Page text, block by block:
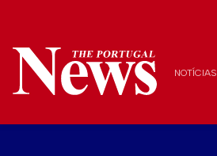
NOTÍCIAS